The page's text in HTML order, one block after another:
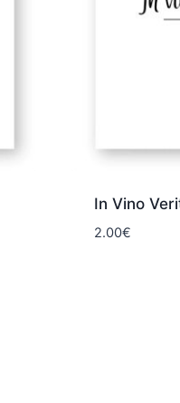
In Vino
2.00€